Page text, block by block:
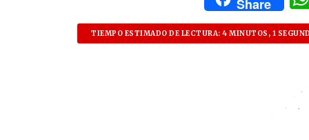
Share
TIEMPO ESTIMADO DE LECTURA: 4 MINUTOS, 1